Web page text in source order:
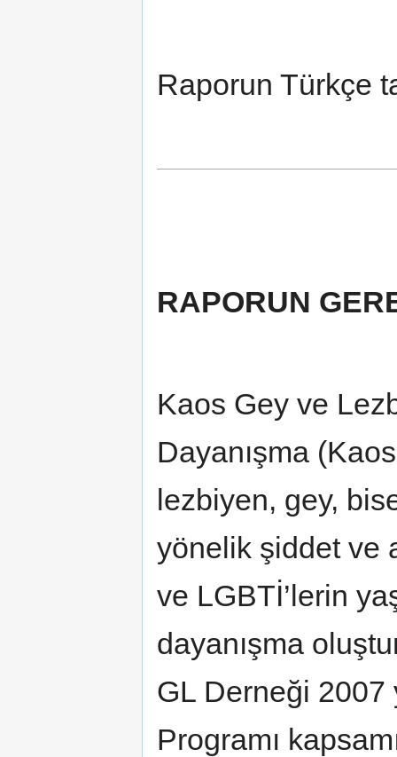
Raporun Türkçe
RAPORUN
Kaos Gey ve
Dayanışma
lezbiyen, gey,
yönelik şiddet ve
ve LGBTİ’lerin
dayanışma
GL Derneği 2007
Programı